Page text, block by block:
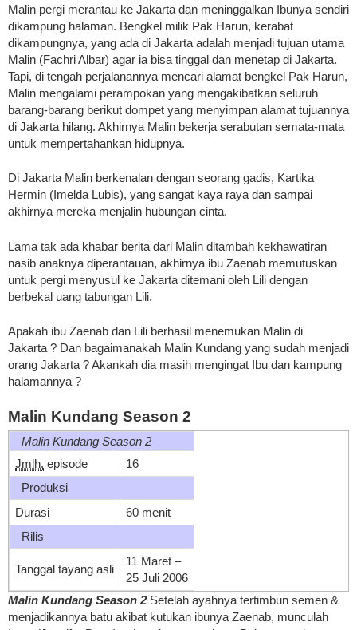
Malin pergi merantau ke Jakarta dan meninggalkan Ibunya sendiri
dikampung halaman. Bengkel milik Pak Harun, kerabat
dikampungnya, yang ada di Jakarta adalah menjadi tujuan utama
Malin (Fachri Albar) agar ia bisa tinggal dan menetap di Jakarta.
Tapi, di tengah perjalanannya mencari alamat bengkel Pak Harun,
Malin mengalami perampokan yang mengakibatkan seluruh
barang-barang berikut dompet yang menyimpan alamat tujuannya
di Jakarta hilang. Akhirnya Malin bekerja serabutan semata-mata
untuk mempertahankan hidupnya.
Di Jakarta Malin berkenalan dengan seorang gadis, Kartika
Hermin (Imelda Lubis), yang sangat kaya raya dan sampai
akhirnya mereka menjalin hubungan cinta.
Lama tak ada khabar berita dari Malin ditambah kekhawatiran
nasib anaknya diperantauan, akhirnya ibu Zaenab memutuskan
untuk pergi menyusul ke Jakarta ditemani oleh Lili dengan
berbekal uang tabungan Lili.
Apakah ibu Zaenab dan Lili berhasil menemukan Malin di
Jakarta ? Dan bagaimanakah Malin Kundang yang sudah menjadi
orang Jakarta ? Akankah dia masih mengingat Ibu dan kampung
halamannya ?
Malin Kundang Season 2
Malin Kundang Season 2
Jmlh. episode
16
Produksi
Durasi
60 menit
Rilis
Tanggal tayang asli
11 Maret –
25 Juli 2006
Malin Kundang Season 2Setelah ayahnya tertimbun semen &
menjadikannya batu akibat kutukan ibunya Zaenab, munculah